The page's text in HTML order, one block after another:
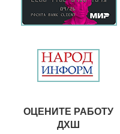
ОЦЕНИТЕ РАБОТУ
ДХШ